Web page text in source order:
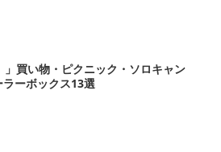
」買い物・ピクニック・ソロキャン
ラーボックス13選